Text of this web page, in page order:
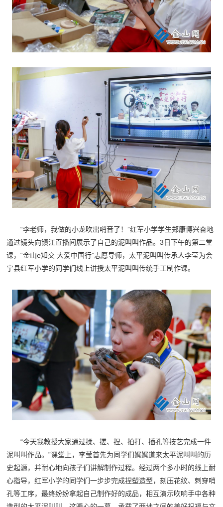
“李老师，我做的小龙吹出哨音了！”红军小学学生郑康博兴奋地
通过镜头向镇江直播间展示了自己的泥叫叫作品。3日下午的第二堂
课，“金山e知交 大爱中国行”志愿导师，太平泥叫叫传承人李莹为会
宁县红军小学的同学们线上讲授太平泥叫叫传统手工制作课。
“今天我教授大家通过揉、搓、捏、拍打、插孔等技艺完成一件
泥叫叫作品。”课堂上，李莹首先为同学们娓娓道来太平泥叫叫的历
史起源，并耐心地向孩子们讲解制作过程。经过两个多小时的线上耐
心指导，红军小学的同学们一步步完成捏塑造型，刻压花纹、刺穿哨
孔等工序，最终纷纷拿起自己制作好的成品，相互演示吹响手中各种